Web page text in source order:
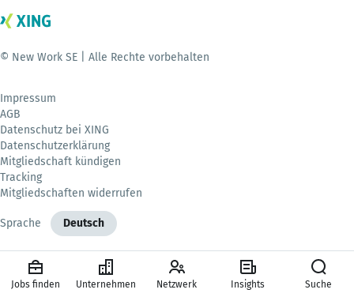
© New Work SE | Alle Rechte vorbehalten
Impressum
AGB
Datenschutz bei XING
Datenschutzerklärung
Mitgliedschaft kündigen
Tracking
Mitgliedschaften widerrufen
Sprache Deutsch
Jobs finden Unternehmen Netzwerk Insights Suche